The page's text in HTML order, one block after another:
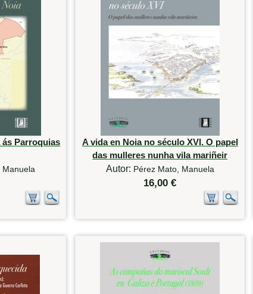
Parroquias
Manuela
A vida en Noia no século XVI. O papel
das mulleres nunha vila mariñeir
Autor: Pérez Mato, Manuela
16,00 €